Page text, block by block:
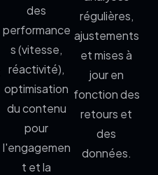
des
performance
s (vitesse,
réactivité),
optimisation
du contenu
pour
l'engagemen
t et la
régulières,
ajustements
et mises à
jour en
fonction des
retours et
des
données.